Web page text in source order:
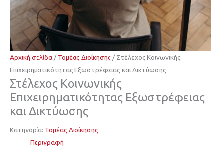
Αρχική σελίδα/Τομέας Διοίκησης / Στέλεχος Κοινωνικής
Επιχειρηματικότητας Εξωστρέφειας και Δικτύωσης
Στέλεχος Κοινωνικής
Επιχειρηματικότητας Εξωστρέφειας
και Δικτύωσης
Κατηγορία: Τομέας Διοίκησης
Περιγραφή